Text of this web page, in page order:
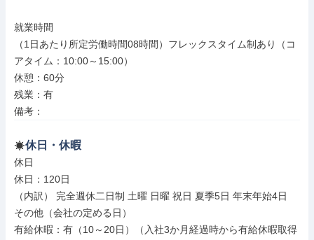
就業時間
（1日あたり所定労働時間08時間）フレックスタイム制あり（コ
アタイム：10:00～15:00）
休憩：60分
残業：有
備考：
休日・休暇
休日
休日：120日
（内訳） 完全週休二日制 土曜 日曜 祝日 夏季5日 年末年始4日
その他（会社の定める日）
有給休暇：有（10～20日）（入社3か月経過時から有給休暇取得